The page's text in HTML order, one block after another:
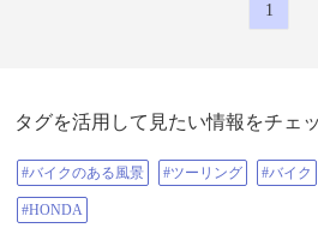
1
タグを活用して見たい情報をチェ
#バイクのある風景 #ツーリング #バイク
#HONDA